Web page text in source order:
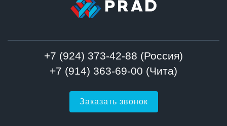
+7 (924) 373-42-88 (Россия)
+7 (914) 363-69-00 (Чита)
Заказать звонок